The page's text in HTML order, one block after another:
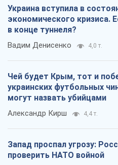
Украина вступила в
экономического кризиса.
в конце туннеля?
Вадим Денисенко 4,0 т.
Чей будет Крым, тот и
украинских футбольных
могут назвать убийцами
Александр Кирш 4,4 т.
Запад проспал угрозу:
проверить НАТО войной